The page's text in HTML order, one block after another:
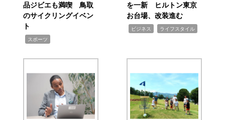
品ジビエも満喫 鳥取
のサイクリングイベン
ト
スポーツ
を一新 ヒルトン東京
お台場、改装進む
ビジネス ライフスタイル